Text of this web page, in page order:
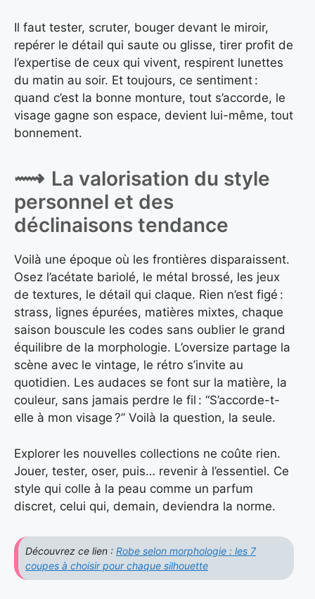
Il faut tester, scruter, bouger devant le miroir,
repérer le détail qui saute ou glisse, tirer profit de
l’expertise de ceux qui vivent, respirent lunettes
du matin au soir. Et toujours, ce sentiment :
quand c’est la bonne monture, tout s’accorde, le
visage gagne son espace, devient lui-même, tout
bonnement.
La valorisation du style
personnel et des
déclinaisons tendance
Voilà une époque où les frontières disparaissent.
Osez l’acétate bariolé, le métal brossé, les jeux
de textures, le détail qui claque. Rien n’est figé :
strass, lignes épurées, matières mixtes, chaque
saison bouscule les codes sans oublier le grand
équilibre de la morphologie. L’oversize partage la
scène avec le vintage, le rétro s’invite au
quotidien. Les audaces se font sur la matière, la
couleur, sans jamais perdre le fil : “S’accorde-t-
elle à mon visage ?” Voilà la question, la seule.
Explorer les nouvelles collections ne coûte rien.
Jouer, tester, oser, puis… revenir à l’essentiel. Ce
style qui colle à la peau comme un parfum
discret, celui qui, demain, deviendra la norme.
Découvrez ce lien : Robe selon morphologie : les 7
coupes à choisir pour chaque silhouette